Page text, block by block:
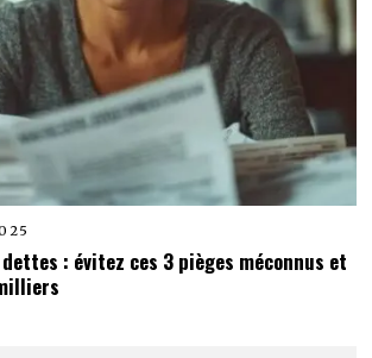
: évitez ces 3 pièges méconnus et